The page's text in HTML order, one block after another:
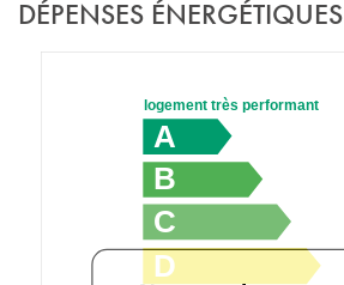
DÉPENSES ÉNERGÉTIQUES
A
B
C
D
logement très performant